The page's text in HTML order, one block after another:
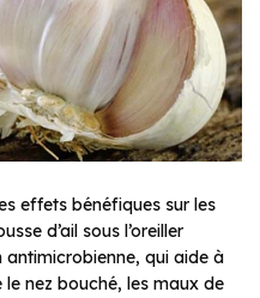
effets bénéfiques sur les
d’ail sous l’oreiller
qui aide à
nez bouché, les maux de